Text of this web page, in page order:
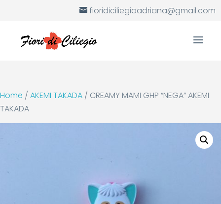
fioridiciliegioadriana@gmail.com
Home / AKEMI TAKADA / CREAMY MAMI GHP “NEGA” AKEMI
TAKADA